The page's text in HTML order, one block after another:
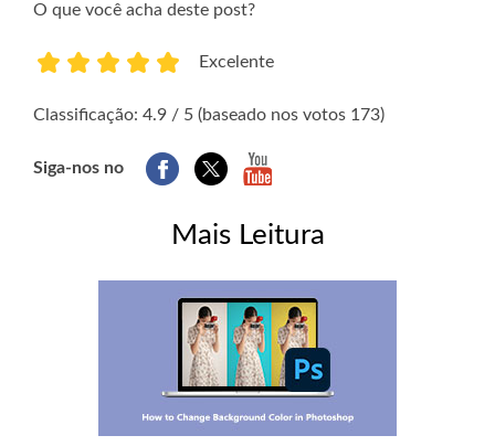
O que você acha deste post?
Excelente
Classificação: 4.9 / 5 (baseado nos votos 173)
Siga-nos no
Mais Leitura